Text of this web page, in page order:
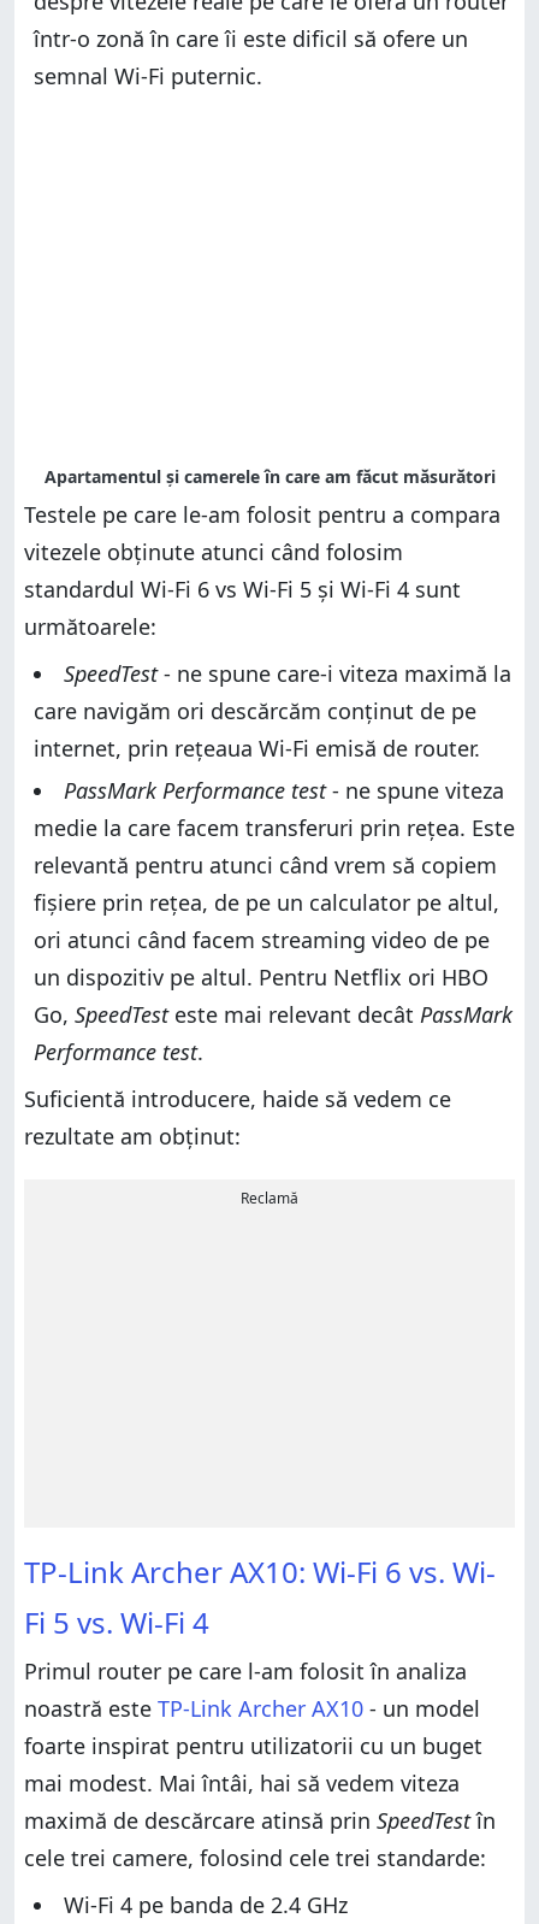
într-o zonă în care îi este dificil să ofere un
semnal Wi-Fi puternic.
Testele pe care le-am folosit pentru a compara
vitezele obținute atunci când folosim
standardul Wi-Fi 6 vs Wi-Fi 5 și Wi-Fi 4 sunt
următoarele:
SpeedTest- ne spune care-i viteza maximă la
care navigăm ori descărcăm conținut de pe
internet, prin rețeaua Wi-Fi emisă de router.
PassMark Performance test- ne spune viteza
medie la care facem transferuri prin rețea. Este
relevantă pentru atunci când vrem să copiem
fișiere prin rețea, de pe un calculator pe altul,
ori atunci când facem streaming video de pe
un dispozitiv pe altul. Pentru Netflix ori HBO
Go, SpeedTesteste mai relevant decât PassMark
Performance test.
Suficientă introducere, haide să vedem ce
rezultate am obținut:
Reclamă
TP-Link Archer AX10: Wi-Fi 6 vs. Wi-
Fi 5 vs. Wi-Fi 4
Primul router pe care l-am folosit în analiza
noastră este TP-Link Archer AX10 - un model
foarte inspirat pentru utilizatorii cu un buget
mai modest. Mai întâi, hai să vedem viteza
maximă de descărcare atinsă prin SpeedTestîn
cele trei camere, folosind cele trei standarde:
Wi-Fi 4 pe banda de 2.4 GHz